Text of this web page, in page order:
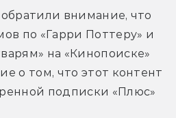
внимание, что
по «Гарри Поттеру» и
на «Кинопоиске»
о том, что этот контент
подписки «Плюс»